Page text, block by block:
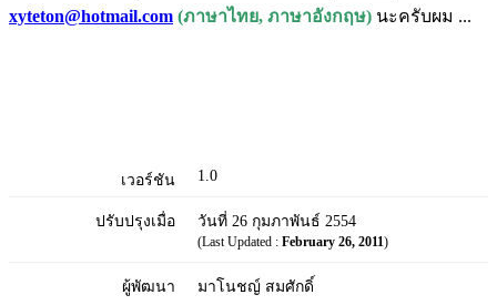
xyteton@hotmail.com (ภาษาไทย, ภาษาอังกฤษ) นะครับผม ...
เวอร์ชัน 1.0
ปรับปรุงเมื่อ วันที่ 26 กุมภาพันธ์ 2554
(Last Updated : February 26, 2011)
ผู้พัฒนา มาโนชญ์ สมศักดิ์